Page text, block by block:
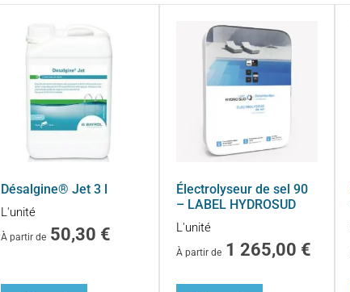
Désalgine® Jet 3 l
L'unité
À partir de 50,30 €
Électrolyseur de sel 90
– LABEL HYDROSUD
L'unité
À partir de 1 265,00 €